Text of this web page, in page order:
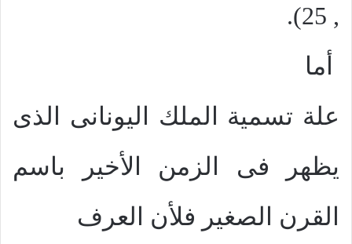
, 25).
أما
علة تسمية الملك اليونانى الذى
يظهر فى الزمن الأخير باسم
القرن الصغير فلأن العرف